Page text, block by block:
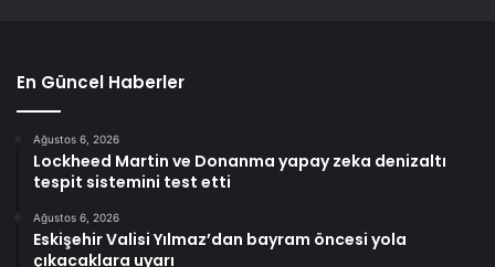
En Güncel Haberler
Ağustos 6, 2026
Lockheed Martin ve Donanma yapay zeka denizaltı
tespit sistemini test etti
Ağustos 6, 2026
Eskişehir Valisi Yılmaz’dan bayram öncesi yola
çıkacaklara uyarı